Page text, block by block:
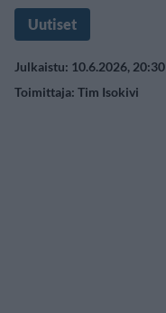
Uutiset
Julkaistu: 10.6.2026, 20:30
Toimittaja: Tim Isokivi